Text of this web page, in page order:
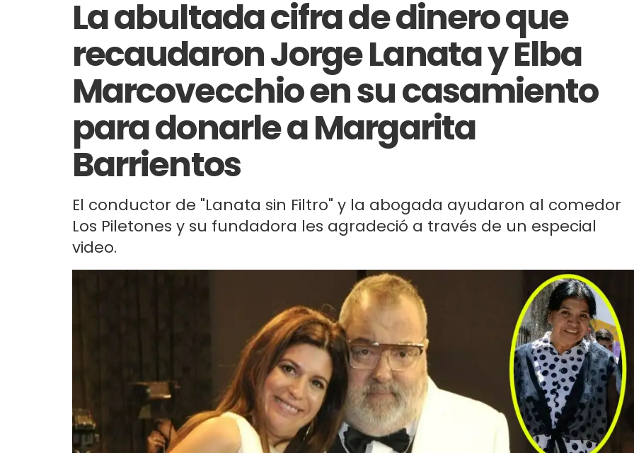
La abultada cifra de dinero que
recaudaron Jorge Lanata y Elba
Marcovecchio en su casamiento
para donarle a Margarita
Barrientos
El conductor de "Lanata sin Filtro" y la abogada ayudaron al comedor
Los Piletones y su fundadora les agradeció a través de un especial
video.